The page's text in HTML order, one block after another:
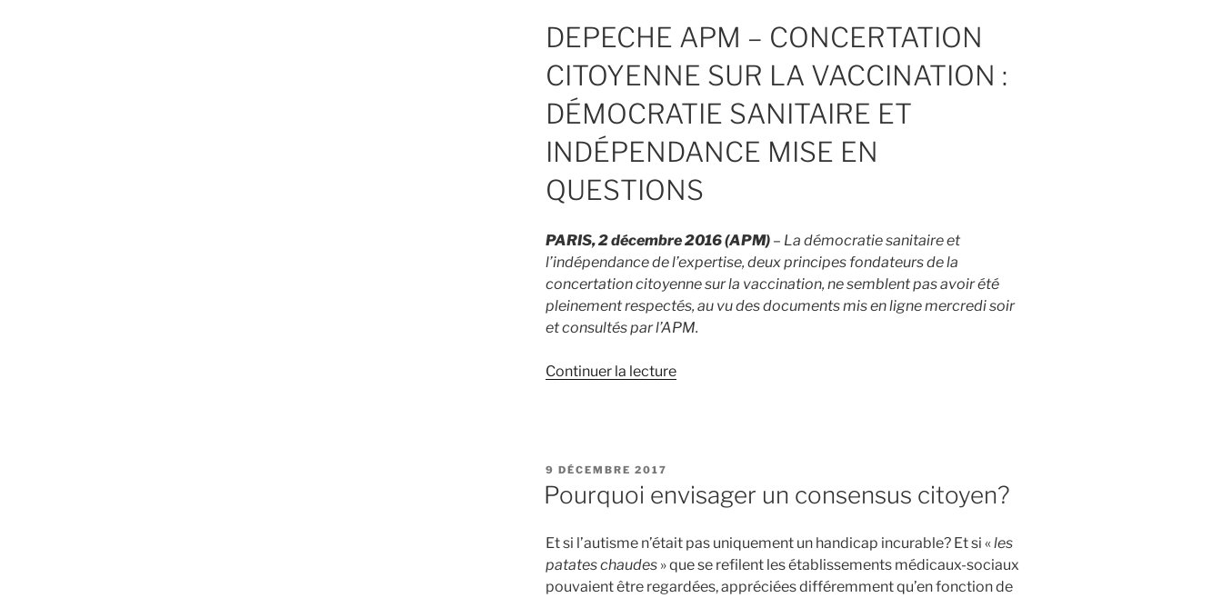
DEPECHE APM – CONCERTATION
CITOYENNE SUR LA VACCINATION :
DÉMOCRATIE SANITAIRE ET
INDÉPENDANCE MISE EN
QUESTIONS
PARIS, 2 décembre 2016 (APM)– La démocratie sanitaire et
l’indépendance de l’expertise, deux principes fondateurs de la
concertation citoyenne sur la vaccination, ne semblent pas avoir été
pleinement respectés, au vu des documents mis en ligne mercredi soir
et consultés par l’APM.
Continuer la lecturede
ET
MISE
EN
QUESTIONS »
PUBLIÉ
LE
9 DÉCEMBRE 2017
Pourquoi envisager un consensus citoyen?
Et si l’autisme n’était pas uniquement un handicap incurable? Et si «les
patates chaudes» que se refilent les établissements médicaux-sociaux
pouvaient être regardées, appréciées différemment qu’en fonction de